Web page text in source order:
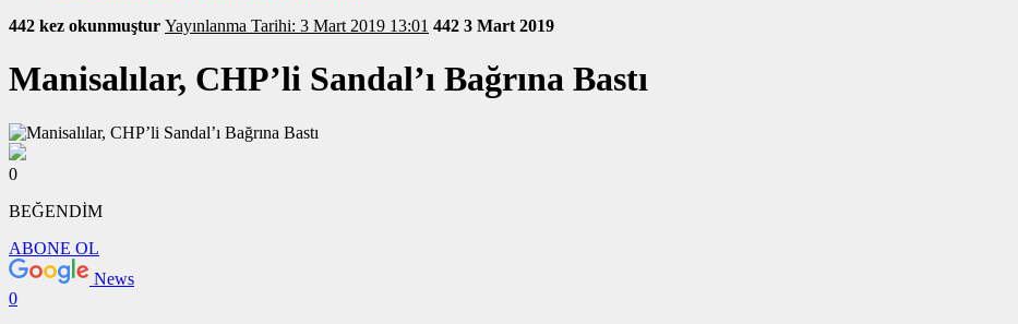
442 kez okunmuştur Yayınlanma Tarihi: 3 Mart 2019 13:01 442 3 Mart 2019
Manisalılar, CHP’li Sandal’ı Bağrına Bastı
0
BEĞENDİM
ABONE OL
News
0